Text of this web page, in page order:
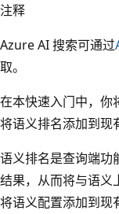
注释
Azure AI 搜索可通过
取。
在本快速入门中，你
将语义排名添加到现
语义排名是查询端功
结果，从而将与语义
将语义配置添加到现